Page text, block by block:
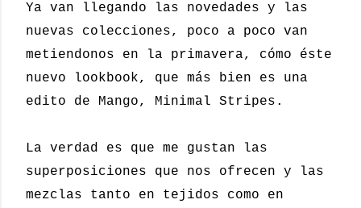
Ya van llegando las novedades y las
nuevas colecciones, poco a poco van
metiendonos en la primavera, cómo éste
nuevo lookbook, que más bien es una
edito de Mango, Minimal Stripes.
La verdad es que me gustan las
superposiciones que nos ofrecen y las
mezclas tanto en tejidos como en